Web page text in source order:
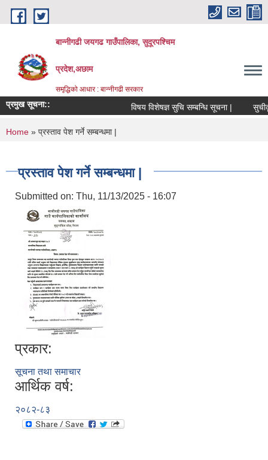
Skip to main content
बान्नीगढी जयगढ गाउँपालिका, सुदूरपश्चिम
प्रदेश,अछाम
समृद्धिको आधार : बान्नीगढी सरकार
प्रमुख सूचना:: विषय विशेषज्ञ सुचि सम्बन्धि सूचना |
You are here
Home » प्रस्ताव पेश गर्ने सम्बन्धमा |
प्रस्ताव पेश गर्ने सम्बन्धमा |
Submitted on: Thu, 11/13/2025 - 16:07
प्रकार:
सूचना तथा समाचार
आर्थिक वर्ष:
२०८२-८३